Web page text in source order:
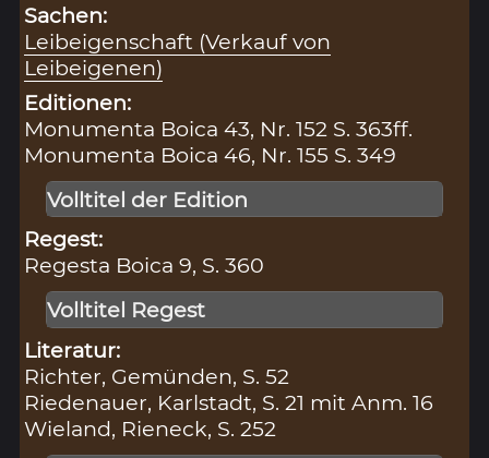
Sachen:
Leibeigenschaft (Verkauf von
Leibeigenen)
Editionen:
Monumenta Boica 43, Nr. 152 S. 363ff.
Monumenta Boica 46, Nr. 155 S. 349
Volltitel der Edition
Regest:
Regesta Boica 9, S. 360
Volltitel Regest
Literatur:
Richter, Gemünden, S. 52
Riedenauer, Karlstadt, S. 21 mit Anm. 16
Wieland, Rieneck, S. 252